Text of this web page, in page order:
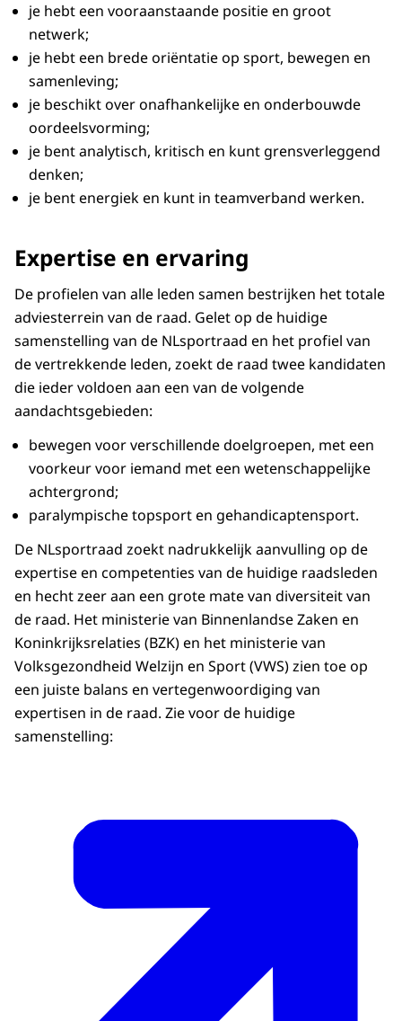
je hebt een vooraanstaande positie en groot
netwerk;
je hebt een brede oriëntatie op sport, bewegen en
samenleving;
je beschikt over onafhankelijke en onderbouwde
oordeelsvorming;
je bent analytisch, kritisch en kunt grensverleggend
denken;
je bent energiek en kunt in teamverband werken.
Expertise en ervaring
De profielen van alle leden samen bestrijken het totale
adviesterrein van de raad. Gelet op de huidige
samenstelling van de NLsportraad en het profiel van
de vertrekkende leden, zoekt de raad twee kandidaten
die ieder voldoen aan een van de volgende
aandachtsgebieden:
bewegen voor verschillende doelgroepen, met een
voorkeur voor iemand met een wetenschappelijke
achtergrond;
paralympische topsport en gehandicaptensport.
De NLsportraad zoekt nadrukkelijk aanvulling op de
expertise en competenties van de huidige raadsleden
en hecht zeer aan een grote mate van diversiteit van
de raad. Het ministerie van Binnenlandse Zaken en
Koninkrijksrelaties (BZK) en het ministerie van
Volksgezondheid Welzijn en Sport (VWS) zien toe op
een juiste balans en vertegenwoordiging van
expertisen in de raad. Zie voor de huidige
samenstelling: